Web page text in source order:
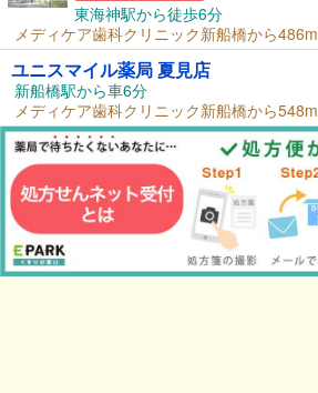
東海神駅から徒歩6分
メディケア歯科クリニック新船橋から486m
ユニスマイル薬局 夏見店
新船橋駅から車6分
メディケア歯科クリニック新船橋から548m